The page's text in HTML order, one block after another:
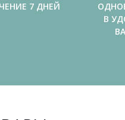
7 ДНЕЙ
В